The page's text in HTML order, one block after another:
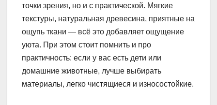
точки зрения, но и с практической. Мягкие
текстуры, натуральная древесина, приятные на
ощупь ткани — всё это добавляет ощущение
уюта. При этом стоит помнить и про
практичность: если у вас есть дети или
домашние животные, лучше выбирать
материалы, легко чистящиеся и износостойкие.